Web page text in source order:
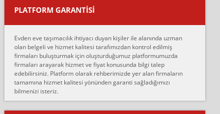
Murat:
çalıştıklarını, müş...
Ahmet:
Lüleburgaz güngünes evden eve naklyat eşyalarımı taşımak için
anlaştık sabah eve geldiklerinde de eşyalarımı düzgün şekilde
sarcaz demelerine r...
mehmet güldü:
Ankara ALİCANLAR NAKLİYAT Tutarsız ve ticari ahlak problemleri
PLATFORM GARANTİSİ
Evden eve taşımacılık ihtiyacı duyan kişiler ile alanında uzman
olan belgeli ve hizmet kalitesi tarafımızdan kontrol edilmiş
firmaları buluşturmak için oluşturduğumuz platformumuzda
firmaları arayarak hizmet ve fiyat konusunda bilgi talep
edebilirsiniz. Platform olarak rehberimizde yer alan firmaların
tamamına hizmet kalitesi yönünden garanti sağladığımızı
bilmenizi isteriz.